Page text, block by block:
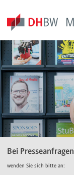
Bei Presseanfragen
wenden Sie sich bitte an: